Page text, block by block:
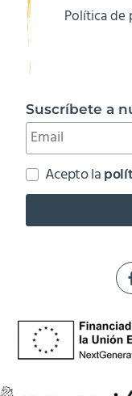
Política de
Suscríbete a
Acepto la